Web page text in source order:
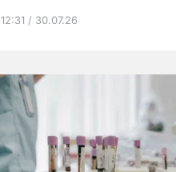
12:31 / 30.07.26